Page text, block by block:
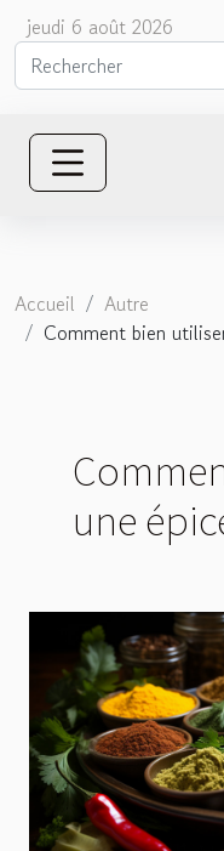
jeudi 6 août 2026
Accueil
Autre
Comment bien
une